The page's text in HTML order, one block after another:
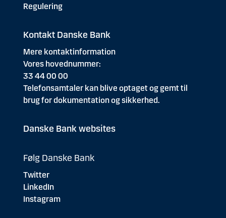
Regulering
Kontakt Danske Bank
Mere kontaktinformation
Vores hovednummer:
33 44 00 00
Telefonsamtaler kan blive optaget og gemt til
brug for dokumentation og sikkerhed.
Danske Bank websites
Følg Danske Bank
Twitter
LinkedIn
Instagram